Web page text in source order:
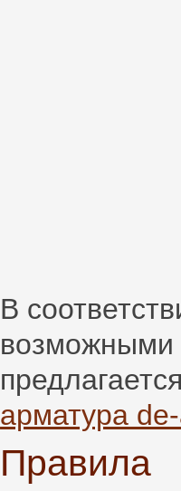
В
возможными
арматура
Правила